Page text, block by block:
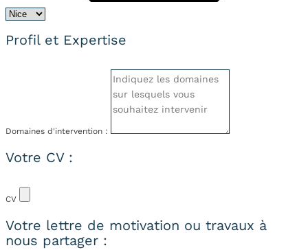
Profil et Expertise
Domaines d'intervention :
Votre CV :
CV
Votre lettre de motivation ou travaux à
nous partager :